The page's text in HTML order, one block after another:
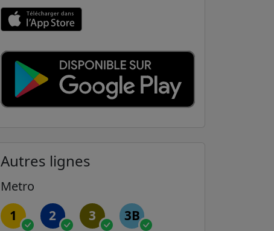
Autres lignes
Metro
1 2 3 3B